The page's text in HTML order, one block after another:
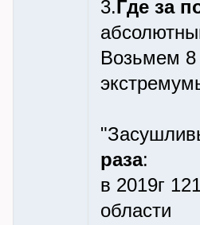
3.Где за
Возьмем 8
раза:
в 2019г
области